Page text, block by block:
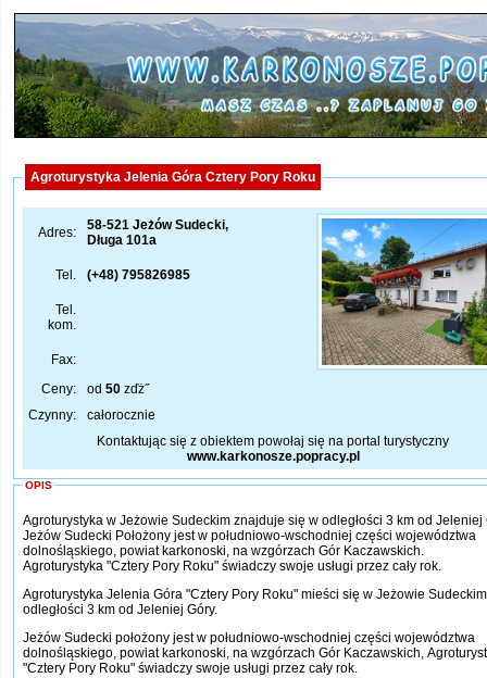
Agroturystyka Jelenia Góra Cztery Pory Roku
Adres:
58-521 Jeżów Sudecki,
Długa 101a
Tel. (+48) 795826985
Tel.
kom.
Fax:
Ceny:
od 50 zďż˝
Czynny:
całorocznie
Kontaktując się z obiektem powołaj się na portal turystyczny
www.karkonosze.popracy.pl
OPIS
Agroturystyka w Jeżowie Sudeckim znajduje się w odległości 3 km od Jeleniej
Jeżów Sudecki Położony jest w południowo-wschodniej części województwa
dolnośląskiego, powiat karkonoski, na wzgórzach Gór Kaczawskich.
Agroturystyka "Cztery Pory Roku" świadczy swoje usługi przez cały rok.
Agroturystyka Jelenia Góra "Cztery Pory Roku" mieści się w Jeżowie
odległości 3 km od Jeleniej Góry.
Jeżów Sudecki położony jest w południowo-wschodniej części województwa
dolnośląskiego, powiat karkonoski, na wzgórzach Gór Kaczawskich,
"Cztery Pory Roku" świadczy swoje usługi przez cały rok.